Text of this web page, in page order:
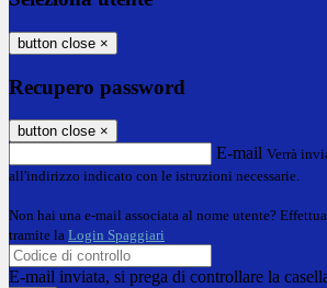
button close ×
Recupero password
button close ×
E-mail Verrà
all'indirizzo indicato con le istruzioni necessarie.
Non hai una e-mail associata al nome utente?
tramite la Login Spaggiari
E-mail inviata, si prega di controllare la